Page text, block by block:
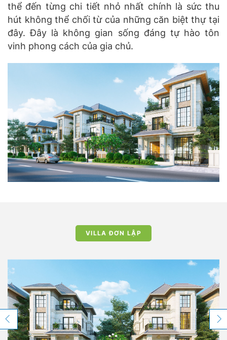
thể đến từng chi tiết nhỏ nhất chính là sức thu
hút không thể chối từ của những căn biệt thự tại
đây. Đây là không gian sống đáng tự hào tôn
vinh phong cách của gia chủ.
VILLA ĐƠN LẬP